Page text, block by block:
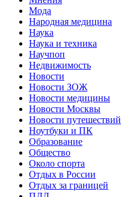
Мода
Народная медицина
Наука
Наука и техника
Научпоп
Недвижимость
Новости
Новости ЗОЖ
Новости медицины
Новости Москвы
Новости путешествий
Ноутбуки и ПК
Образование
Общество
Около спорта
Отдых в России
Отдых за границей